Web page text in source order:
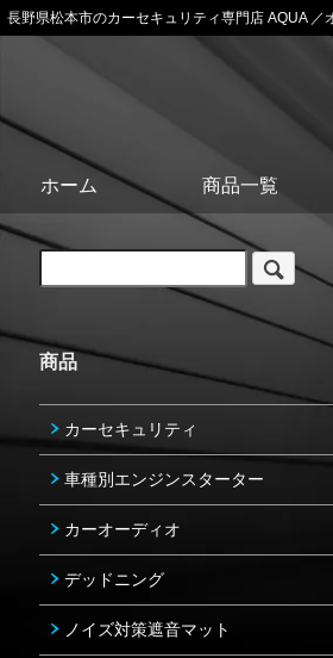
長野県松本市のカーセキュリティ専門店 AQUA ／
ホーム 商品一覧
商品
カーセキュリティ
車種別エンジンスターター
カーオーディオ
デッドニング
ノイズ対策遮音マット